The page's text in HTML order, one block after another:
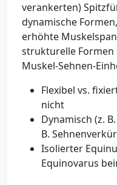
verankerten)
dynamische
erhöhte
strukturelle Formen
Muskel-Sehnen-
Flexibel vs.
nicht
Dynamisch (z.
B.
Isolierter
Equinovarus